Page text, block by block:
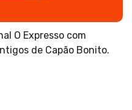
O Expresso com
de Capão Bonito.